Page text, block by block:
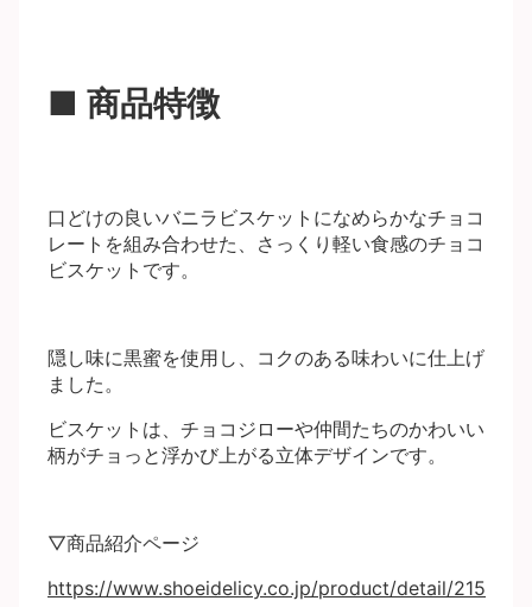
■ 商品特徴​
口どけの良いバニラビスケットになめらかなチョコ
レートを組み合わせた、さっくり軽い食感のチョコ
ビスケットです。
隠し味に黒蜜を使用し、コクのある味わいに仕上げ
ました。
ビスケットは、チョコジローや仲間たちのかわいい
柄がチョっと浮かび上がる立体デザインです。
▽商品紹介ページ
https://www.shoeidelicy.co.jp/product/detail/215